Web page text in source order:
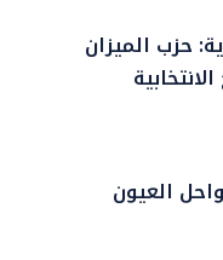
حزب الميزان
العيون